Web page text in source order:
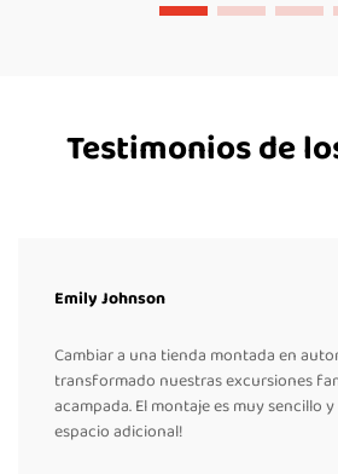
Testimonios de
Emily Johnson
Cambiar a una tienda montada en
transformado nuestras excursiones
acampada. El montaje es muy sencillo
espacio adicional!